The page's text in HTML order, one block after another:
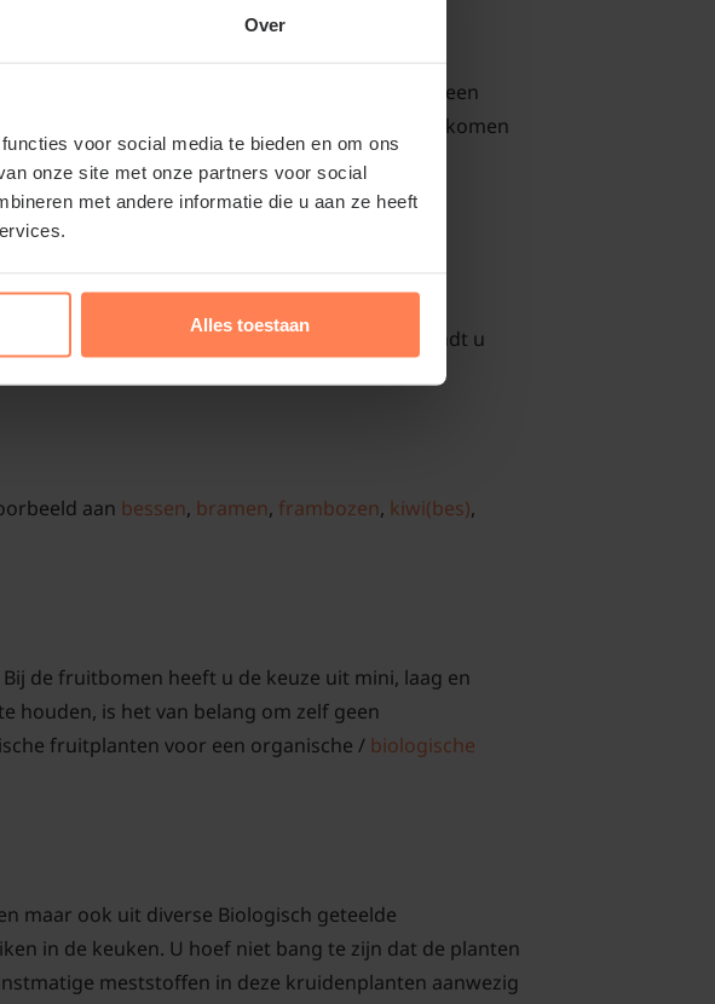
Over
voor social media te bieden en om ons
onze site met onze partners voor social
met andere informatie die u aan ze heeft
Alles toestaan
meststoffen.
de groei van deze biologische fruitstruiken geen
die later aan deze biologische fruitstruiken komen
en kruidenplanten. Over elke categorie vindt u
aan bessen, bramen, frambozen, kiwi(bes),
Bij de fruitbomen heeft u de keuze uit mini, laag en
houden, is het van belang om zelf geen
fruitplanten voor een organische / biologische
maar ook uit diverse Biologisch geteelde
in de keuken. U hoef niet bang te zijn dat de planten
meststoffen in deze kruidenplanten aanwezig